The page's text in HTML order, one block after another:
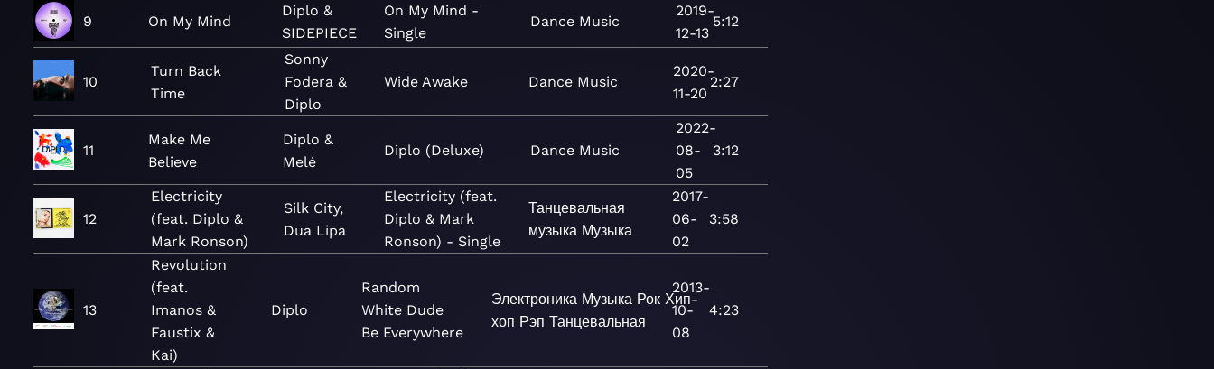
9 On My Mind
Diplo &
SIDEPIECE
On My Mind -
Single
Dance Music
2019-
12-13
5:12
10
Turn Back
Time
Sonny
Fodera &
Diplo
Wide Awake Dance Music
2020-
11-20
2:27
11
Make Me
Believe
Diplo &
Melé
Diplo (Deluxe) Dance Music
2022-
08-
05
3:12
12
Electricity
(feat. Diplo &
Mark Ronson)
Silk City,
Dua Lipa
Electricity (feat.
Diplo & Mark
Ronson) - Single
Танцевальная
музыка Музыка
2017-
06-
02
3:58
13
Revolution
(feat.
Imanos &
Faustix &
Kai)
Diplo
Random
White Dude
Be Everywhere
Электроника Музыка Рок Хип-
хоп Рэп Танцевальная
2013-
10-
08
4:23